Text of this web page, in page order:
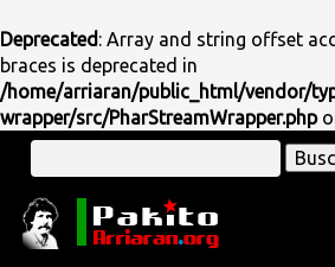
Deprecated: Array and string offset
braces is deprecated in
/home/arriaran/public_html/vendor/
wrapper/src/PharStreamWrapper.php
Pasar
contenido
principal
Buscar